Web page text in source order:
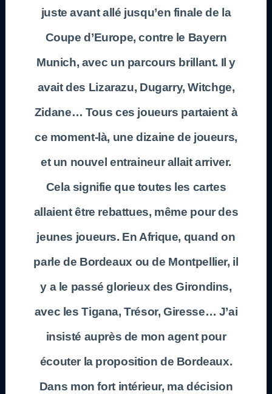
juste avant allé jusqu’en finale de la
Coupe d’Europe, contre le Bayern
Munich, avec un parcours brillant. Il y
avait des Lizarazu, Dugarry, Witchge,
Zidane… Tous ces joueurs partaient à
ce moment-là, une dizaine de joueurs,
et un nouvel entraineur allait arriver.
Cela signifie que toutes les cartes
allaient être rebattues, même pour des
jeunes joueurs. En Afrique, quand on
parle de Bordeaux ou de Montpellier, il
y a le passé glorieux des Girondins,
avec les Tigana, Trésor, Giresse… J’ai
insisté auprès de mon agent pour
écouter la proposition de Bordeaux.
Dans mon fort intérieur, ma décision